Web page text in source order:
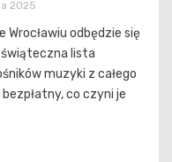
2025
Wrocławiu odbędzie się
lista
muzyki z całego
co czyni je